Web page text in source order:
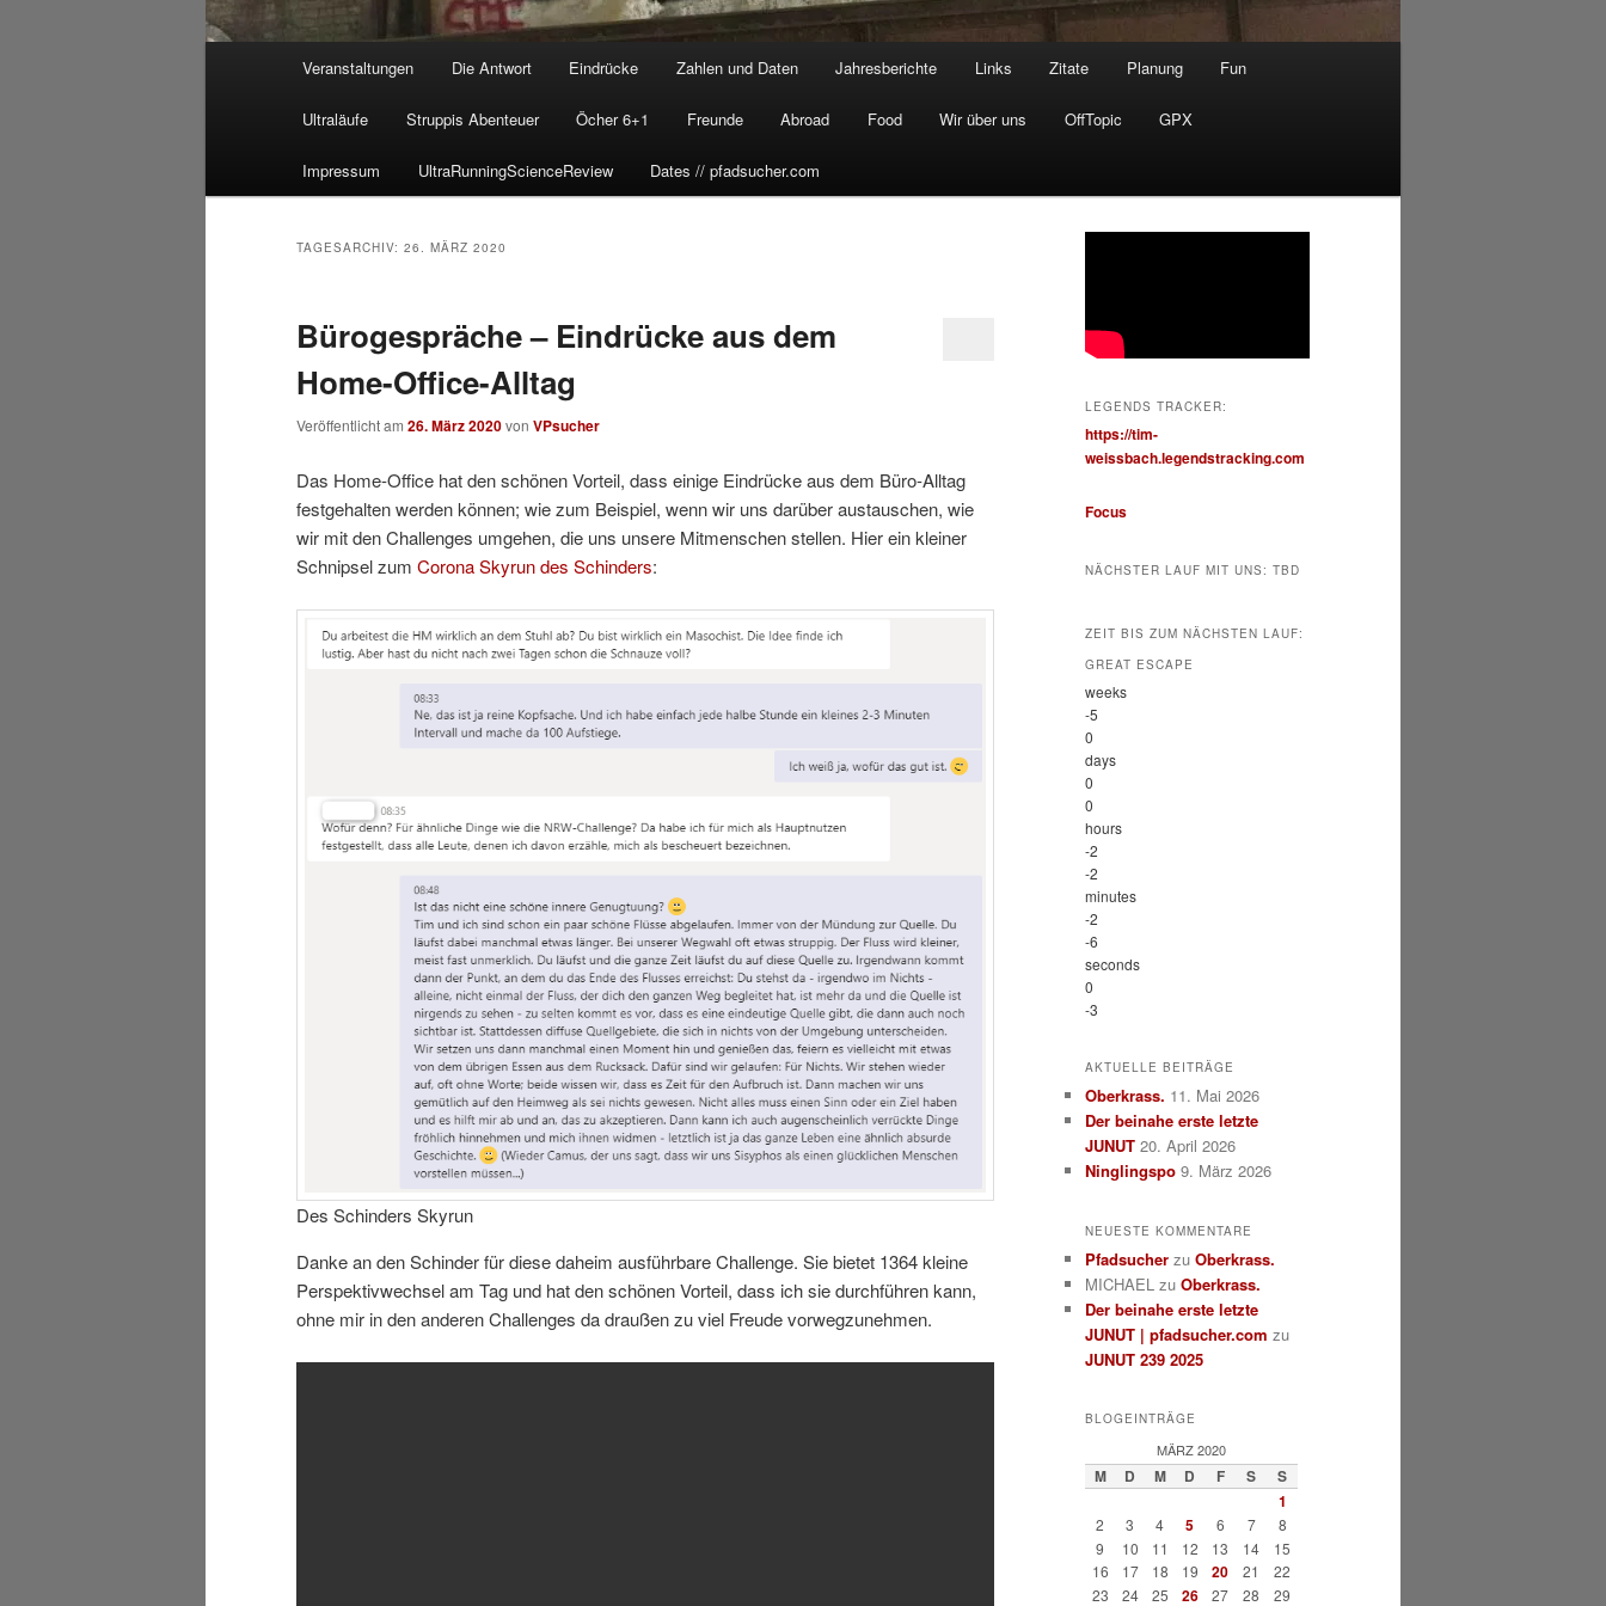
Veranstaltungen Die Antwort Eindrücke Zahlen und Daten Jahresberichte Links Zitate Planung Fun
Ultraläufe Struppis Abenteuer Öcher 6+1 Freunde Abroad Food Wir über uns OffTopic GPX
Impressum UltraRunningScienceReview Dates // pfadsucher.com
TAGESARCHIV: 26. MÄRZ 2020
Bürogespräche – Eindrücke aus dem
Home-Office-Alltag
Veröffentlicht am 26. März 2020von VPsucher
Das Home-Office hat den schönen Vorteil, dass einige Eindrücke aus dem Büro-Alltag
festgehalten werden können; wie zum Beispiel, wenn wir uns darüber austauschen, wie
wir mit den Challenges umgehen, die uns unsere Mitmenschen stellen. Hier ein kleiner
Schnipsel zum Corona Skyrun des Schinders:
Des Schinders Skyrun
Danke an den Schinder für diese daheim ausführbare Challenge. Sie bietet 1364 kleine
Perspektivwechsel am Tag und hat den schönen Vorteil, dass ich sie durchführen kann,
ohne mir in den anderen Challenges da draußen zu viel Freude vorwegzunehmen.
LEGENDS TRACKER:
https://tim-
weissbach.legendstracking.com
Focus
NÄCHSTER LAUF MIT UNS: TBD
ZEIT BIS ZUM NÄCHSTEN LAUF:
GREAT ESCAPE
weeks
-5
0
days
0
0
hours
-2
-2
minutes
-2
-6
seconds
0
-3
AKTUELLE BEITRÄGE
Oberkrass. 11. Mai 2026
Der beinahe erste letzte
JUNUT 20. April 2026
Ninglingspo 9. März 2026
NEUESTE KOMMENTARE
Pfadsucher zu Oberkrass.
MICHAEL zu Oberkrass.
Der beinahe erste letzte
JUNUT | pfadsucher.com zu
JUNUT 239 2025
BLOGEINTRÄGE
MÄRZ 2020
M D M D F S
S
1
2 3 4 5 6 7
8
9
10 11 12 13 14
15
16
17 18 19 20 21
22
23
24 25 26 27 28 29